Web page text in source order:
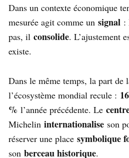
Dans un contexte économique
mesurée agit comme un signal :
pas, il consolide. L’ajustement
existe.
Dans le même temps, la part de
l’écosystème mondial recule :
% l’année précédente. Le
Michelin internationalise son
réserver une place symbolique
son berceau historique.